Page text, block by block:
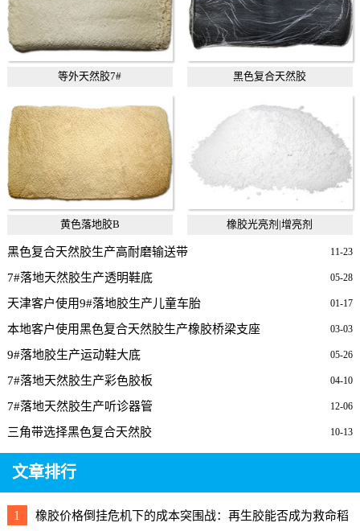
等外天然胶7# 黑色复合天然胶
黄色落地胶B 橡胶光亮剂|增亮剂
11-23
黑色复合天然胶生产高耐磨输送带
05-28
7#落地天然胶生产透明鞋底
01-17
天津客户使用9#落地胶生产儿童车胎
03-03
本地客户使用黑色复合天然胶生产橡胶桥梁支座
05-26
9#落地胶生产运动鞋大底
04-10
7#落地天然胶生产彩色胶板
12-06
7#落地天然胶生产听诊器管
10-13
三角带选择黑色复合天然胶
文章排行
1
橡胶价格倒挂危机下的成本突围战：再生胶能否成为救命稻